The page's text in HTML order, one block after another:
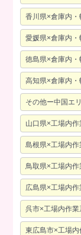
香川県×倉庫内
愛媛県×倉庫内
徳島県×倉庫内
高知県×倉庫内
その他ー中国エ
山口県×工場内
島根県×工場内
鳥取県×工場内
広島県×工場内
呉市×工場内作
東広島市×工場